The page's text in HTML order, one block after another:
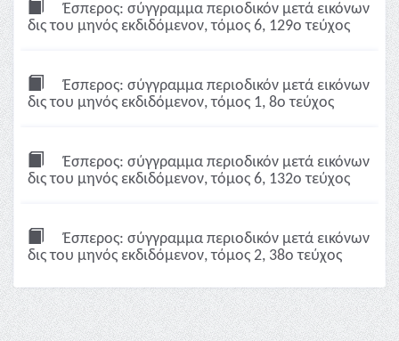
Έσπερος: σύγγραμμα περιοδικόν μετά εικόνων
δις του μηνός εκδιδόμενον, τόμος 6, 129ο τεύχος
Έσπερος: σύγγραμμα περιοδικόν μετά εικόνων
δις του μηνός εκδιδόμενον, τόμος 1, 8ο τεύχος
Έσπερος: σύγγραμμα περιοδικόν μετά εικόνων
δις του μηνός εκδιδόμενον, τόμος 6, 132ο τεύχος
Έσπερος: σύγγραμμα περιοδικόν μετά εικόνων
δις του μηνός εκδιδόμενον, τόμος 2, 38ο τεύχος